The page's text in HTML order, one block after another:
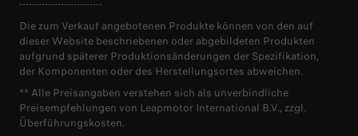
--------------------------
Die zum Verkauf angebotenen Produkte können von den auf
dieser Website beschriebenen oder abgebildeten Produkten
aufgrund späterer Produktionsänderungen der Spezifikation,
der Komponenten oder des Herstellungsortes abweichen.
** Alle Preisangaben verstehen sich als unverbindliche
Preisempfehlungen von Leapmotor International B.V., zzgl.
Überführungskosten.